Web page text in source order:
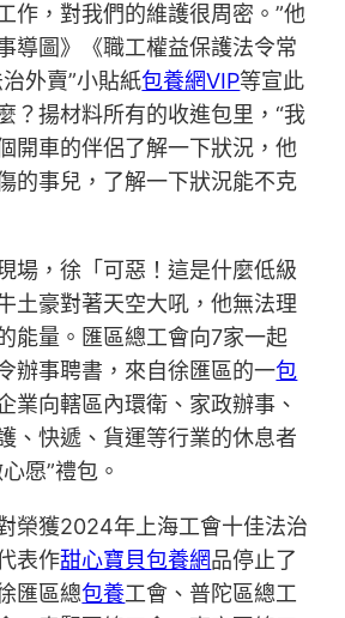
作，對我們的維護很周密。”他
導圖》《職工權益保護法令常
外賣”小貼紙包養網VIP等宣此
？揚材料所有的收進包里，“我
開車的伴侶了解一下狀況，他
的事兒，了解一下狀況能不克
場，徐「可惡！這是什麼低級
土豪對著天空大吼，他無法理
能量。匯區總工會向7家一起
辦事聘書，來自徐匯區的一包
業向轄區內環衛、家政辦事、
、快遞、貨運等行業的休息者
愿”禮包。
榮獲2024年上海工會十佳法治
表作甜心寶貝包養網品停止了
匯區總包養工會、普陀區總工